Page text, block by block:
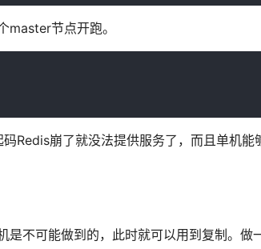
master节点开跑。
Redis崩了就没法提供服务了，而且单机能
是不可能做到的，此时就可以用到复制。